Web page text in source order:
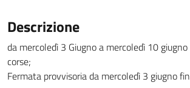
Descrizione
da mercoledì 3 Giugno a mercoledì 10
corse;
Fermata provvisoria da mercoledì 3 giugno